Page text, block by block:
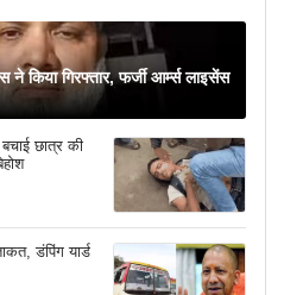
किया गिरफ्तार, फर्जी आर्म्स लाइसेंस
छात्र की
डंपिंग यार्ड